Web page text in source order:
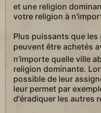
et une religion
votre religion à
Plus puissants que
peuvent être achetés
n'importe quelle ville
religion dominante.
possible de leur
leur permet par
d'éradiquer les autres